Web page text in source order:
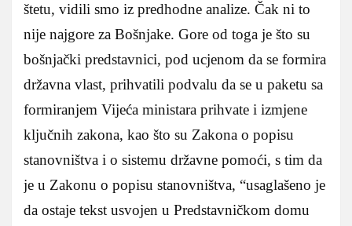
štetu, vidili smo iz predhodne analize. Čak ni to
nije najgore za Bošnjake. Gore od toga je što su
bošnjački predstavnici, pod ucjenom da se formira
državna vlast, prihvatili podvalu da se u paketu sa
formiranjem Vijeća ministara prihvate i izmjene
ključnih zakona, kao što su Zakona o popisu
stanovništva i o sistemu državne pomoći, s tim da
je u Zakonu o popisu stanovništva, “usaglašeno je
da ostaje tekst usvojen u Predstavničkom domu